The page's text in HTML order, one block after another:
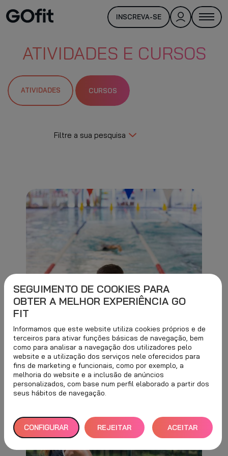
INSCREVA-SE
ATIVIDADES E CURSOS
ATIVIDADES CURSOS
Filtre a sua pesquisa
Natação
SEGUIMENTO DE COOKIES PARA
OBTER A MELHOR EXPERIÊNCIA GO
FIT
Informamos que este website utiliza cookies próprios e de
terceiros para ativar funções básicas de navegação, bem
como para analisar a navegação dos utilizadores pelo
website e a utilização dos serviços nele oferecidos para
fins de marketing e funcionais, como por exemplo, a
melhoria do website e a inclusão de anúncios
personalizados, com base num perfil elaborado a partir dos
seus hábitos de navegação.
CONFIGURAR REJEITAR
TUDO
ACEITAR
TODOS